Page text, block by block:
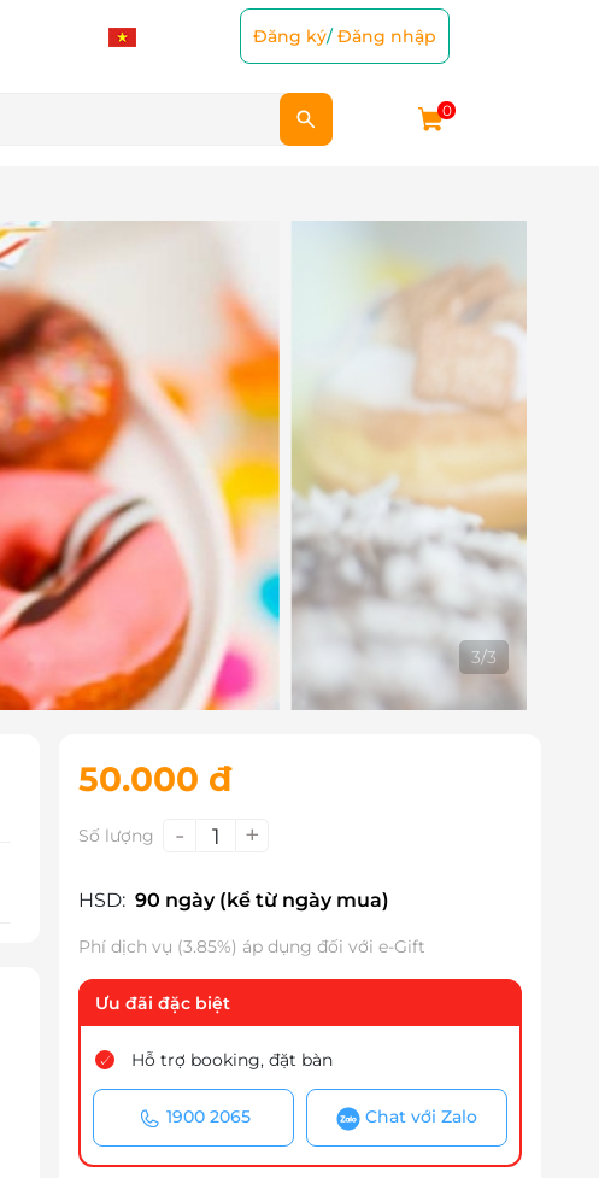
Đăng ký/Đăng nhập
0
3/3
50.000 đ
Số lượng - 1 +
HSD: 90 ngày (kể từ ngày mua)
Phí dịch vụ (3.85%) áp dụng đối với e-Gift
Ưu đãi đặc biệt
Hỗ trợ booking, đặt bàn
1900 2065 Chat với Zalo